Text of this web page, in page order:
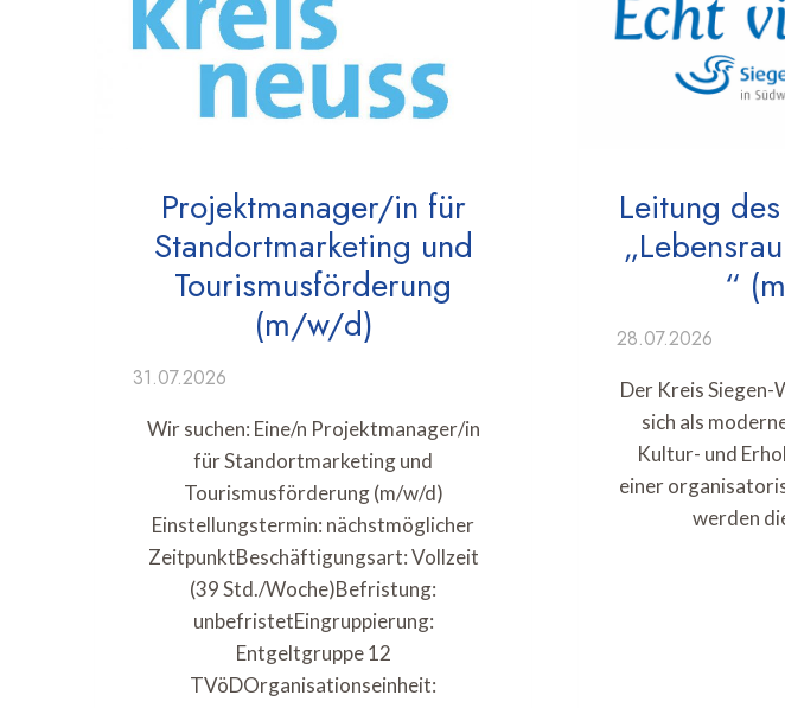
Projektmanager/in für
Standortmarketing und
Tourismusförderung
(m/w/d)
31.07.2026
Wir suchen: Eine/n Projektmanager/in
für Standortmarketing und
Tourismusförderung (m/w/d)
Einstellungstermin: nächstmöglicher
ZeitpunktBeschäftigungsart: Vollzeit
(39 Std./Woche)Befristung:
unbefristetEingruppierung:
Entgeltgruppe 12
TVöDOrganisationseinheit:
Leitung
“
28.07.2026
Der Kreis
sich als
Kultur- und
einer
werden